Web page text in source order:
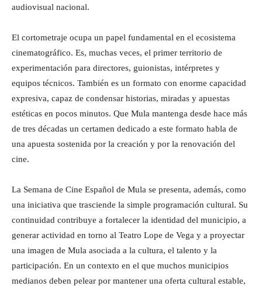
audiovisual nacional.
El cortometraje ocupa un papel fundamental en el ecosistema
cinematográfico. Es, muchas veces, el primer territorio de
experimentación para directores, guionistas, intérpretes y
equipos técnicos. También es un formato con enorme capacidad
expresiva, capaz de condensar historias, miradas y apuestas
estéticas en pocos minutos. Que Mula mantenga desde hace más
de tres décadas un certamen dedicado a este formato habla de
una apuesta sostenida por la creación y por la renovación del
cine.
La Semana de Cine Español de Mula se presenta, además, como
una iniciativa que trasciende la simple programación cultural. Su
continuidad contribuye a fortalecer la identidad del municipio, a
generar actividad en torno al Teatro Lope de Vega y a proyectar
una imagen de Mula asociada a la cultura, el talento y la
participación. En un contexto en el que muchos municipios
medianos deben pelear por mantener una oferta cultural estable,